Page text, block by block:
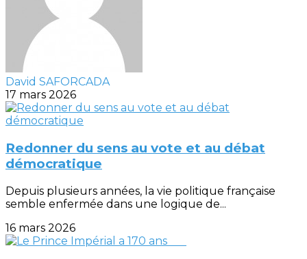
David SAFORCADA
17 mars 2026
Redonner du sens au vote et au débat
démocratique
Depuis plusieurs années, la vie politique française
semble enfermée dans une logique de...
16 mars 2026